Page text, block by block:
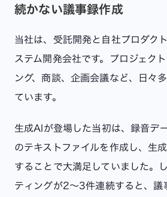
続かない議事録作成
当社は、受託開発と自社プロダク
ステム開発会社です。プロジェク
ング、商談、企画会議など、日々
ています。
生成AIが登場した当初は、録音デ
のテキストファイルを作成し、生
することで大満足していました。
ティングが2〜3件連続すると、議